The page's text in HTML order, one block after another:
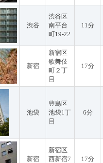
渋谷
渋谷区
南平台
町19-22
11分
新宿
新宿区
歌舞伎
町２丁
目
17分
池袋
豊島区
池袋1丁
目
6分
新宿
新宿区
西新宿7
17分